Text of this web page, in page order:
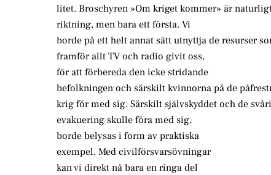
litet. Broschyren »Om kriget kommer» är
riktning, men bara ett första. Vi
borde på ett helt annat sätt utnyttja de resurser
framför allt TV och radio givit oss,
för att förbereda den icke stridande
befolkningen och särskilt kvinnorna på de
krig för med sig. Särskilt självskyddet och de
evakuering skulle föra med sig,
borde belysas i form av praktiska
exempel. Med civilförsvarsövningar
kan vi direkt nå bara en ringa del